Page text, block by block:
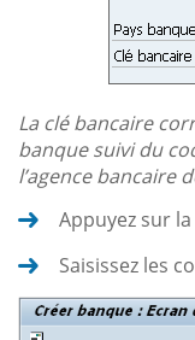
La clé bancaire
banque suivi du
l’agence bancaire
Appuyez sur
Saisissez les